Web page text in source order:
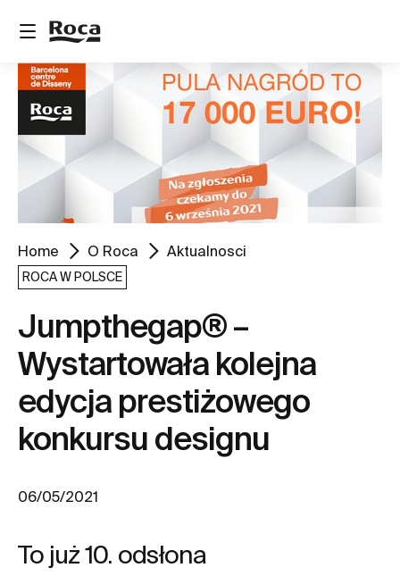
Home O Roca Aktualnosci
ROCA W POLSCE
Jumpthegap® –
Wystartowała kolejna
edycja prestiżowego
konkursu designu
06/05/2021
To już 10. odsłona